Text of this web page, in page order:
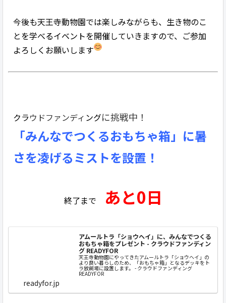
今後も天王寺動物園では楽しみながらも、生き物のこ
とを学べるイベントを開催していきますので、ご参加
よろしくお願いします
クラウドファンディ ングに挑戦中！
「みんなでつくるおもちゃ箱」に暑
さを凌げるミストを設置！
終了まで あと0日
アムールトラ「ショウヘイ」に、みんなでつくる
おもちゃ箱をプレゼント - クラウドファンディン
グ READYFOR
天王寺動物園にやってきたアムールトラ「ショウヘイ」の
より良い暮らしのため、「おもちゃ箱」となるデッキをト
ラ放飼場に設置します。 - クラウドファンディング
READYFOR
readyfor.jp